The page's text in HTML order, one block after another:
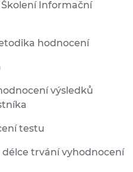
Informační
hodnocení
výsledků
testu
délce trvání vyhodnocení